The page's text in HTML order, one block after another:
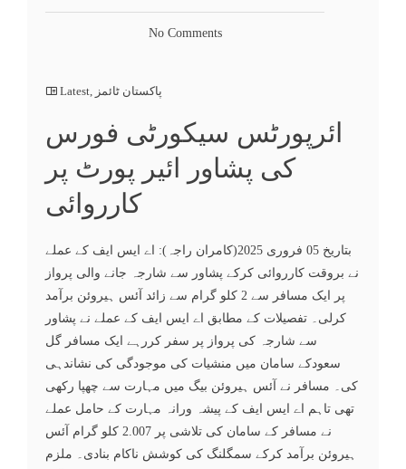
No Comments
Latest, پاکستان ٹائمز
ائرپورٹس سیکورٹی فورس
کی پشاور ائیر پورٹ پر
کارروائی
بتاریخ 05 فروری 2025(کامران راجہ): اے ایس ایف کے عملے
نے بروقت کارروائی کرکے پشاور سے شارجہ جانے والی پرواز
پر ایک مسافر سے 2 کلو گرام سے زائد آئس ہیروئن برآمد
کرلی۔ تفصیلات کے مطابق اے ایس ایف کے عملے نے پشاور
سے شارجہ کی پرواز پر سفر کررہے ایک مسافر گل
سعودکے سامان میں منشیات کی موجودگی کی نشاندہی
کی۔ مسافر نے آئس ہیروئن بیگ میں مہارت سے چھپا رکھی
تھی تاہم اے ایس ایف کے پیشہ ورانہ مہارت کے حامل عملے
نے مسافر کے سامان کی تلاشی پر 2.007 کلو گرام آئس
ہیروئن برآمد کرکے سمگلنگ کی کوشش ناکام بنادی۔ ملزم